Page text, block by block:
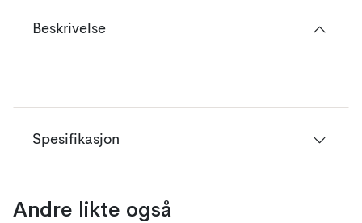
Beskrivelse
Spesifikasjon
Andre likte også